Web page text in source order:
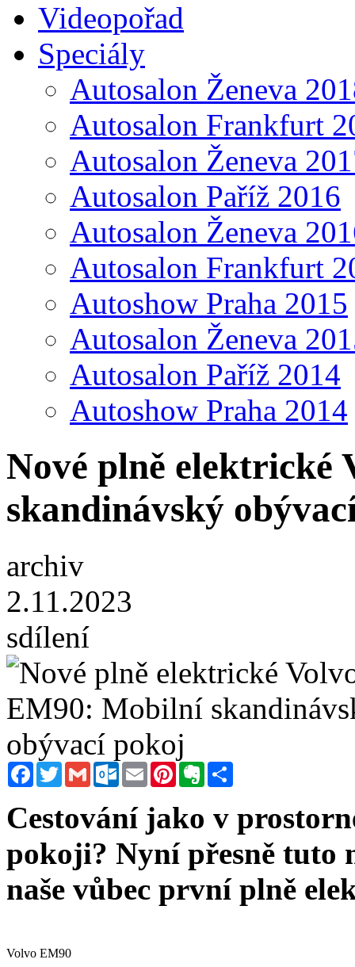
Videopořad
Speciály
Autosalon Ženeva
Autosalon Frankfurt
Autosalon Ženeva
Autosalon Paříž 2016
Autosalon Ženeva
Autosalon Frankfurt
Autoshow Praha 2015
Autosalon Ženeva
Autosalon Paříž 2014
Autoshow Praha 2014
Nové plně
skandinávský
archiv
2.11.2023
sdílení
FacebookTwitterGmail Outlook.com
Email PinterestEvernote
Cestování jako v
pokoji? Nyní přesně tuto
naše vůbec první plně
Volvo EM90